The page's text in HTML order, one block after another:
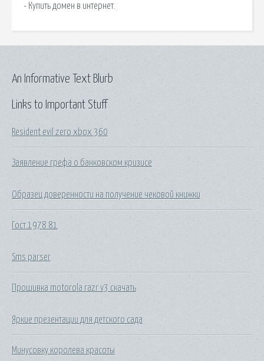
- Купить домен в интернет.
Links to Important Stuff
Resident evil zero xbox 360
Заявление грефа о банковском кризисе
Образец доверенности на получение чековой книжки
Гост 1978 81
Sms parser
Прошивка motorola razr v3 скачать
Яркие презентации для детского сада
Минусовку королева красоты
An Informative Text Blurb